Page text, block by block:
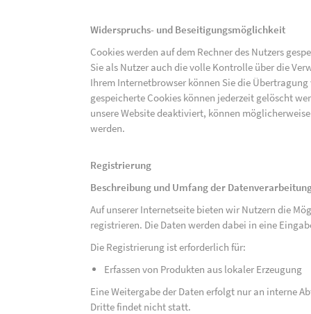
Widerspruchs- und Beseitigungsmöglichkeit
Cookies werden auf dem Rechner des Nutzers
Sie als Nutzer auch die volle Kontrolle über die
Ihrem Internetbrowser können Sie die
gespeicherte Cookies können jederzeit gelöscht
unsere Website deaktiviert, können
werden.
Registrierung
Beschreibung und Umfang der
Auf unserer Internetseite bieten wir Nutzern die
registrieren. Die Daten werden dabei in eine
Die Registrierung ist erforderlich für:
Erfassen von Produkten aus lokaler Erzeugung
Eine Weitergabe der Daten erfolgt nur an interne
Dritte findet nicht statt.